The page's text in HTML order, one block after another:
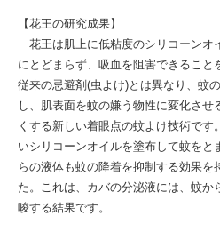
【花王の研究成果】
花王は肌上に低粘度のシリコーンオ
にとどまらず、吸血を阻害できること
従来の忌避剤(虫よけ)とは異なり、蚊
し、肌表面を蚊の嫌う物性に変化させ
くする新しい着眼点の蚊よけ技術で
いシリコーンオイルを塗布して蚊をと
らの液体も蚊の降着を抑制する効果を
た。これは、カバの分泌液には、蚊か
唆する結果です。